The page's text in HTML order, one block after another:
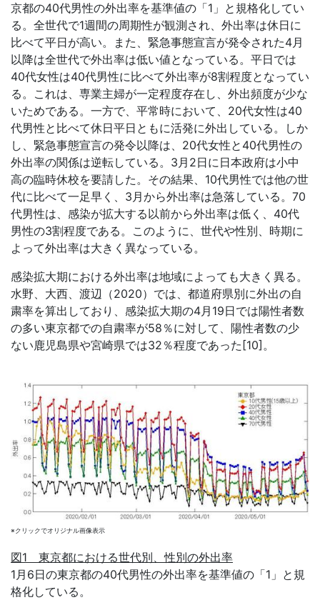
京都の40代男性の外出率を基準値の「1」と規格化してい
る。全世代で1週間の周期性が観測され、外出率は休日に
比べて平日が高い。また、緊急事態宣言が発令された4月
以降は全世代で外出率は低い値となっている。平日では
40代女性は40代男性に比べて外出率が8割程度となってい
る。これは、専業主婦が一定程度存在し、外出頻度が少な
いためである。一方で、平常時において、20代女性は40
代男性と比べて休日平日ともに活発に外出している。しか
し、緊急事態宣言の発令以降は、20代女性と40代男性の
外出率の関係は逆転している。3月2日に日本政府は小中
高の臨時休校を要請した。その結果、10代男性では他の世
代に比べて一足早く、3月から外出率は急落している。70
代男性は、感染が拡大する以前から外出率は低く、40代
男性の3割程度である。このように、世代や性別、時期に
よって外出率は大きく異なっている。
感染拡大期における外出率は地域によっても大きく異る。
水野、大西、渡辺（2020）では、都道府県別に外出の自
粛率を算出しており、感染拡大期の4月19日では陽性者数
の多い東京都での自粛率が58％に対して、陽性者数の少
ない鹿児島県や宮崎県では32％程度であった[10]。
※クリックでオリジナル画像表示
図1 東京都における世代別、性別の外出率
1月6日の東京都の40代男性の外出率を基準値の「1」と規
格化している。